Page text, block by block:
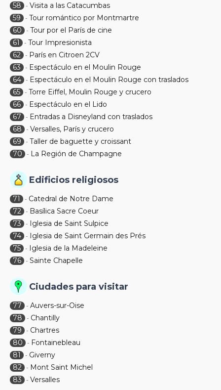
58
- Visita a las Catacumbas
59
- Tour romántico por Montmartre
60
- Tour por el París de cine
61
- Tour Impresionista
62 - París en Citroen 2CV
63
- Espectáculo en el Moulin Rouge
64 - Espectáculo en el Moulin Rouge con traslados
65 - Torre Eiffel, Moulin Rouge y crucero
66 - Espectáculo en el Lido
67
- Entradas a Disneyland con traslados
68
- Versalles, París y crucero
69
- Taller de baguette y croissant
70
- La Región de Champagne
Edificios religiosos
71 - Catedral de Notre Dame
72 - Basílica Sacre Coeur
73
- Iglesia de Saint Sulpice
74 - Iglesia de Saint Germain des Prés
75 - Iglesia de la Madeleine
76 - Sainte Chapelle
Ciudades para visitar
77 - Auvers-sur-Oise
78
- Chantilly
79
- Chartres
80
- Fontainebleau
81
- Giverny
82 - Mont Saint Michel
83
- Versalles